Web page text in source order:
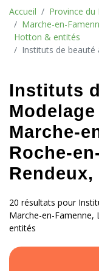
Accueil
Province
Marche-en-
Hotton & entités
Instituts de beauté
Instituts
Marche-
Roche-
20 résultats pour
Marche-en-Famenne,
entités